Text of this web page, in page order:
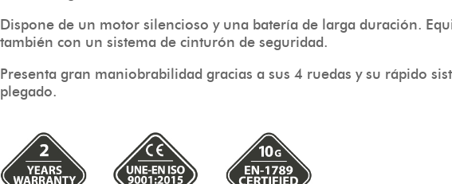
Dispone de un motor silencioso y una batería de larga duración.
también con un sistema de cinturón de seguridad.
Presenta gran maniobrabilidad gracias a sus 4 ruedas y su rápido
plegado.